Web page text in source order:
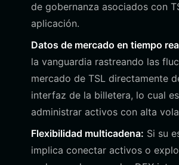
de gobernanza asociados con
aplicación.
Datos de mercado en tiempo
la vanguardia rastreando las
mercado de TSL directamente
interfaz de la billetera, lo cual
administrar activos con alta
Flexibilidad multicadena: Si su
implica conectar activos o